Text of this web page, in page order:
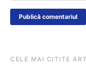
CELE MAI CITITE